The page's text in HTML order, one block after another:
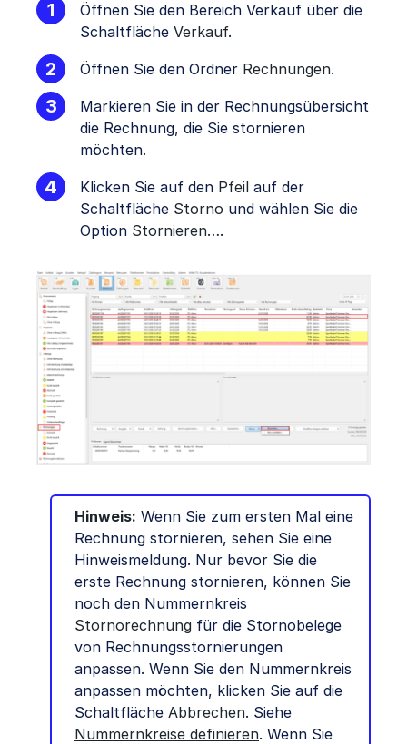
Öffnen Sie den Bereich Verkauf über die
Schaltfläche Verkauf.
Öffnen Sie den Ordner Rechnungen.
Markieren Sie in der Rechnungsübersicht
die Rechnung, die Sie stornieren
möchten.
Klicken Sie auf den Pfeil auf der
Schaltfläche Storno und wählen Sie die
Option Stornieren….
Hinweis: Wenn Sie zum ersten Mal eine
Rechnung stornieren, sehen Sie eine
Hinweismeldung. Nur bevor Sie die
erste Rechnung stornieren, können Sie
noch den Nummernkreis
Stornorechnung für die Stornobelege
von Rechnungsstornierungen
anpassen. Wenn Sie den Nummernkreis
anpassen möchten, klicken Sie auf die
Schaltfläche Abbrechen. Siehe
Nummernkreise definieren. Wenn Sie